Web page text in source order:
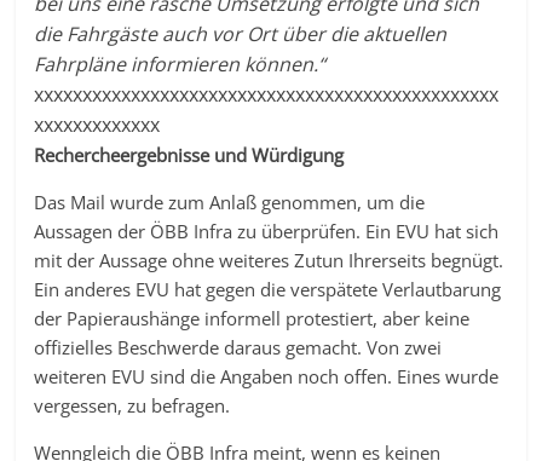
die Fahrgäste auch vor Ort über die aktuellen
Fahrpläne informieren können.“
xxxxxxxxxxxxxxxxxxxxxxxxxxxxxxxxxxxxxxxxxxxxxxxx
xxxxxxxxxxxxx
Rechercheergebnisse und Würdigung
Das Mail wurde zum Anlaß genommen, um die
Aussagen der ÖBB Infra zu überprüfen. Ein EVU hat sich
mit der Aussage ohne weiteres Zutun Ihrerseits begnügt.
Ein anderes EVU hat gegen die verspätete Verlautbarung
der Papieraushänge informell protestiert, aber keine
offizielles Beschwerde daraus gemacht. Von zwei
weiteren EVU sind die Angaben noch offen. Eines wurde
vergessen, zu befragen.
Wenngleich die ÖBB Infra meint, wenn es keinen